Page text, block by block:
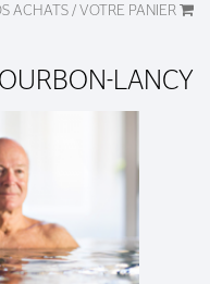
ACHATS / VOTRE PANIER
LANCY